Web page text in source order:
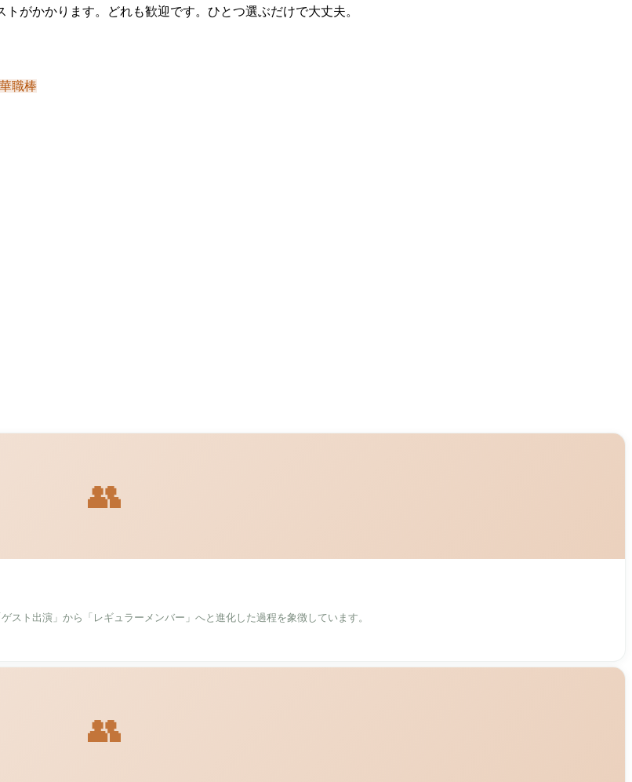
がかかります。どれも歓迎です。ひとつ選ぶだけで大丈夫。
職棒
👥
ト出演」から「レギュラーメンバー」へと進化した過程を象徴しています。
👥